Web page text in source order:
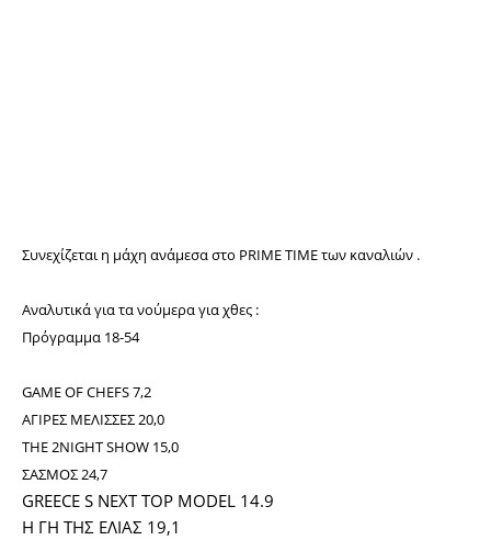
Συνεχίζεται η μάχη ανάμεσα στο PRIME TIME των καναλιών .
Αναλυτικά για τα νούμερα για χθες :
Πρόγραμμα 18-54
GAME OF CHEFS 7,2
ΑΓΙΡΕΣ ΜΕΛΙΣΣΕΣ 20,0
THE 2NIGHT SHOW 15,0
ΣΑΣΜΟΣ 24,7
GREECE S NEXT TOP MODEL 14.9
Η ΓΗ ΤΗΣ ΕΛΙΑΣ 19,1